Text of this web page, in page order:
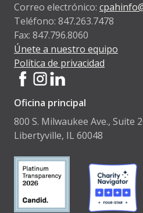
Correo electrónico:
Teléfono: 847.263.7478
Fax: 847.796.8060
Únete a nuestro equipo
Política de privacidad
Oficina principal
800 S. Milwaukee Ave., Suite
Libertyville, IL 60048